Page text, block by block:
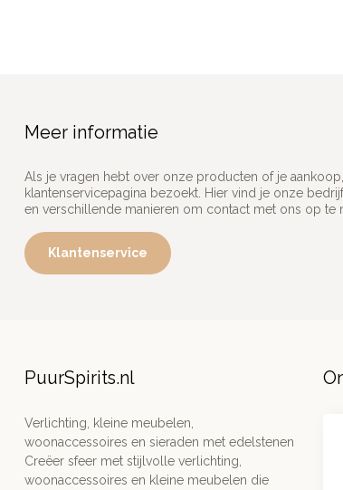
Meer informatie
Als je vragen hebt over onze producten of je
klantenservicepagina bezoekt. Hier vind je onze
en verschillende manieren om contact met ons op te
Klantenservice
PuurSpirits.nl
Verlichting, kleine meubelen,
woonaccessoires en sieraden met edelstenen
Creëer sfeer met stijlvolle verlichting,
woonaccessoires en kleine meubelen die